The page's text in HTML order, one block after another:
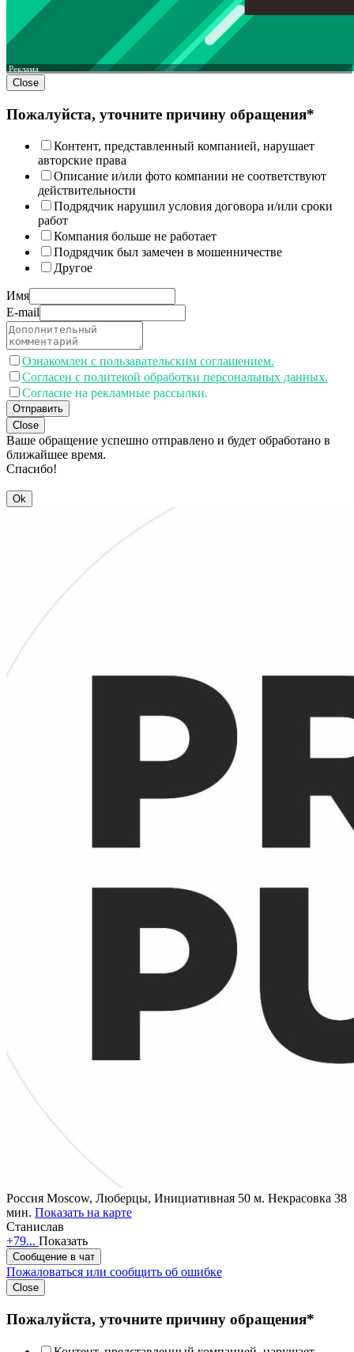
Реклама
Close
Пожалуйста, уточните причину обращения*
Контент, представленный компанией, нарушает
авторские права
Описание и/или фото компании не соответствуют
действительности
Подрядчик нарушил условия договора и/или сроки
работ
Компания больше не работает
Подрядчик был замечен в мошенничестве
Другое
Имя
E-mail
Ознакомлен с пользавательским соглашением.
Согласен с политекой обработки персональных данных.
Согласие на рекламные рассылки.
Отправить
Close
Ваше обращение успешно отправлено и будет обработано в
ближайшее время.
Спасибо!
Ok
Россия Moscow, Люберцы, Инициативная 50 м. Некрасовка 38
мин. Показать на карте
Станислав
+79... Показать
Сообщение в чат
Пожаловаться или сообщить об ошибке
Close
Пожалуйста, уточните причину обращения*